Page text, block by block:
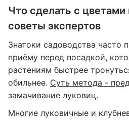
Что сделать с
советы экспертов
Знатоки садоводства часто
приёму перед посадкой,
растениям быстрее
обильнее. Суть метода -
замачивание луковиц.
Многие луковичные и